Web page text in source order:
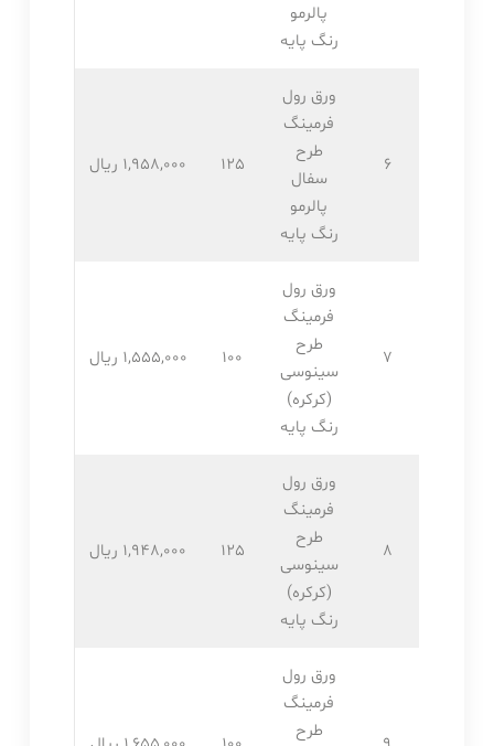
پالرمو
رنگ پایه
6
ورق رول
فرمینگ
طرح
سفال
پالرمو
رنگ پایه
125 1,958,۰۰۰ ریال
7
ورق رول
فرمینگ
طرح
سینوسی
(کرکره)
رنگ پایه
100 1,555,۰۰۰ ریال
8
ورق رول
فرمینگ
طرح
سینوسی
(کرکره)
رنگ پایه
125 1,948,۰۰۰ ریال
ورق رول
فرمینگ
طرح